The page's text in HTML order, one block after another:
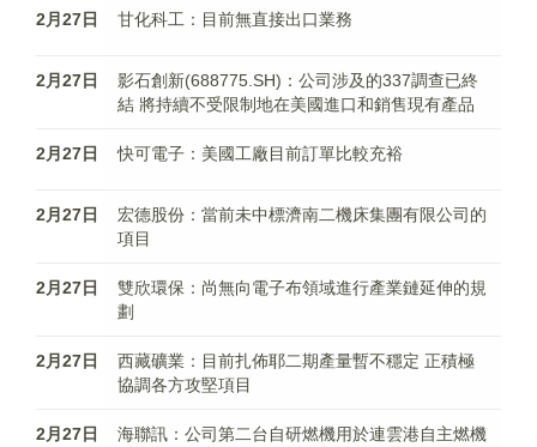
2月27日 甘化科工：目前無直接出口業務
2月27日
影石創新(688775.SH)：公司涉及的337調查已終
結 將持續不受限制地在美國進口和銷售現有產品
2月27日 快可電子：美國工廠目前訂單比較充裕
2月27日
宏德股份：當前未中標濟南二機床集團有限公司的
項目
2月27日
雙欣環保：尚無向電子布領域進行產業鏈延伸的規
劃
2月27日
西藏礦業：目前扎佈耶二期產量暫不穩定 正積極
協調各方攻堅項目
2月27日
海聯訊：公司第二台自研燃機用於連雲港自主燃機